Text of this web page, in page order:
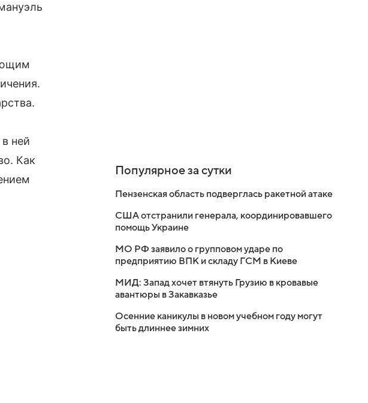
ней
Как
Популярное за сутки
Пензенская область подверглась ракетной атаке
США отстранили генерала, координировавшего
помощь Украине
МО РФ заявило о групповом ударе по
предприятию ВПК и складу ГСМ в Киеве
МИД: Запад хочет втянуть Грузию в кровавые
авантюры в Закавказье
Осенние каникулы в новом учебном году могут
быть длиннее зимних